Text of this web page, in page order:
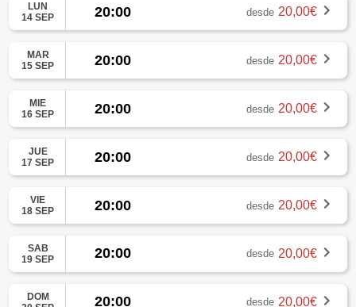
LUN
14 SEP
20:00 desde 20,00€
MAR
15 SEP
20:00 desde 20,00€
MIE
16 SEP
20:00 desde 20,00€
JUE
17 SEP
20:00 desde 20,00€
VIE
18 SEP
20:00 desde 20,00€
SAB
19 SEP
20:00 desde 20,00€
DOM
20:00 desde 20,00€